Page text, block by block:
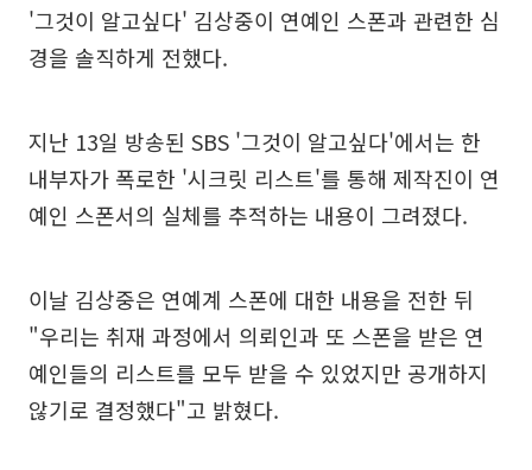
'그것이 알고싶다' 김상중이 연예인 스폰과 관련한 심
경을 솔직하게 전했다.
지난 13일 방송된 SBS '그것이 알고싶다'에서는 한
내부자가 폭로한 '시크릿 리스트'를 통해 제작진이 연
예인 스폰서의 실체를 추적하는 내용이 그려졌다.
이날 김상중은 연예계 스폰에 대한 내용을 전한 뒤
"우리는 취재 과정에서 의뢰인과 또 스폰을 받은 연
예인들의 리스트를 모두 받을 수 있었지만 공개하지
않기로 결정했다"고 밝혔다.